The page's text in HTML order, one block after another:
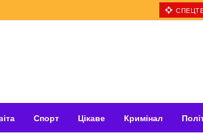
Спорт Цікаве Кримінал